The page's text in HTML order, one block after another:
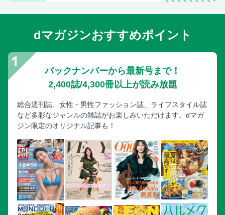
dマガジンおすすめポイント
バックナンバーから最新号まで！
2,400誌/4,300冊以上が読み放題
総合週刊誌、女性・男性ファッション誌、ライフスタイル誌
など多彩なジャンルの雑誌がお楽しみいただけます。dマガ
ジン限定のオリジナル記事も！